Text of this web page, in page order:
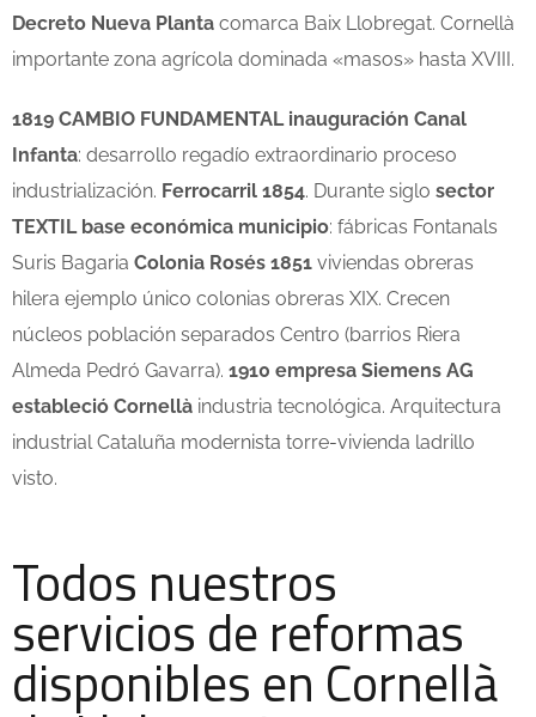
Decreto Nueva Planta comarca Baix Llobregat. Cornellà
importante zona agrícola dominada «masos» hasta XVIII.
1819 CAMBIO FUNDAMENTAL inauguración Canal
Infanta: desarrollo regadío extraordinario proceso
industrialización. Ferrocarril 1854. Durante siglo sector
TEXTIL base económica municipio: fábricas Fontanals
Suris Bagaria Colonia Rosés 1851 viviendas obreras
hilera ejemplo único colonias obreras XIX. Crecen
núcleos población separados Centro (barrios Riera
Almeda Pedró Gavarra). 1910 empresa Siemens AG
estableció Cornellà industria tecnológica. Arquitectura
industrial Cataluña modernista torre-vivienda ladrillo
visto.
Todos nuestros
servicios de reformas
disponibles en Cornellà